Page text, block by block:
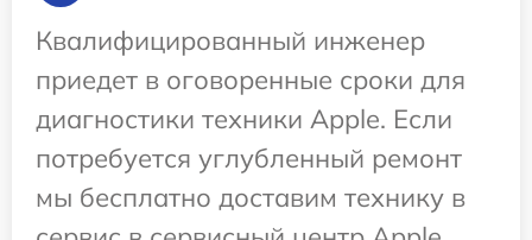
Квалифицированный инженер
приедет в оговоренные сроки для
диагностики техники Apple. Если
потребуется углубленный ремонт
мы бесплатно доставим технику в